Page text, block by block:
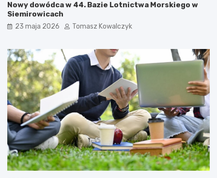
Nowy dowódca w 44. Bazie Lotnictwa Morskiego w
Siemirowicach
23 maja 2026 Tomasz Kowalczyk